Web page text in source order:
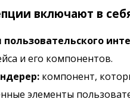
включают в
и его компонентов.
компонент,
элементы